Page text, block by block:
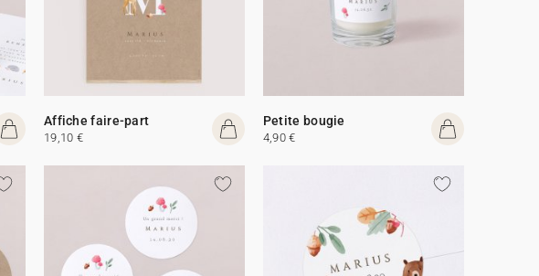
Affiche faire-part
19,10 €
Petite bougie
4,90 €